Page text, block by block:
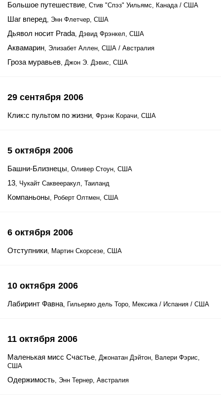
Большое путешествие, Стив "Спэз" Уильямс, Канада / США
Шаг вперед, Энн Флетчер, США
Дьявол носит Prada, Дэвид Фрэнкел, США
Аквамарин, Элизабет Аллен, США / Австралия
Гроза муравьев, Джон Э. Дэвис, США
29 сентября 2006
Клик:с пультом по жизни, Фрэнк Корачи, США
5 октября 2006
Башни-Близнецы, Оливер Стоун, США
13, Чукайт Саквееракул, Таиланд
Компаньоны, Роберт Олтмен, США
6 октября 2006
Отступники, Мартин Скорсезе, США
10 октября 2006
Лабиринт Фавна, Гильермо дель Торо, Мексика / Испания / США
11 октября 2006
Маленькая мисс Счастье, Джонатан Дэйтон, Валери Фэрис,
США
Одержимость, Энн Тернер, Австралия